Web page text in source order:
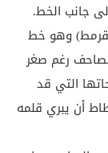
جانب الخط.
وهو خط
رغم صغر
التي قد
الخطاط أن يبري قلمه